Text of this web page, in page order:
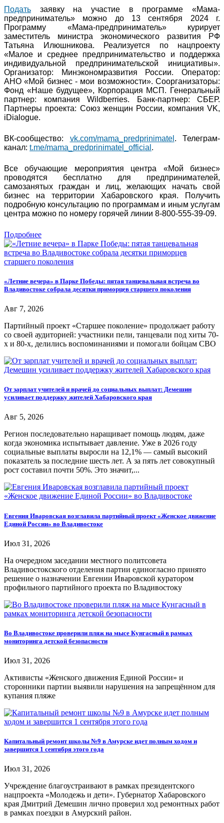
Подать заявку на участие в программе «Мама-
предприниматель» можно до 13 сентября 2024 г.
Программу «Мама-предприниматель» курирует
заместитель министра экономического развития РФ
Татьяна Илюшникова. Реализуется по нацпроекту
«Малое и среднее предпринимательство и поддержка
индивидуальной предпринимательской инициативы».
Организатор: Минэкономразвития России. Оператор:
АНО «Мой бизнес - мои возможности». Соорганизаторы:
Фонд «Наше будущее», Корпорация МСП. Генеральный
партнер: компания Wildberries. Банк-партнер: СБЕР.
Партнеры проекта: Союз женщин России, компания VK,
iDialogue.
ВК-сообщество: vk.com/mama_predprinimatel . Телеграм-
канал: t.me/mama_predprinimatel_official .
Все обучающие мероприятия центра «Мой бизнес»
проводятся бесплатно для предпринимателей,
самозанятых граждан и лиц, желающих начать свой
бизнес на территории Хабаровского края. Получить
подробную консультацию по программам и иным услугам
центра можно по номеру горячей линии 8-800-555-39-09.
Подробнее
«Летние вечера» в Парке Победы: пятая танцевальная встреча во
Владивостоке собрала десятки приморцев старшего поколения
Авг 7, 2026
Партийный проект «Старшее поколение» продолжает работу
со своей аудиторией: участники пели, танцевали под хиты 70-
х и 80-х, делились воспоминаниями и помогали бойцам СВО
От зарплат учителей и врачей до социальных выплат: Демешин
усиливает поддержку жителей Хабаровского края
Авг 5, 2026
Регион последовательно наращивает помощь людям, даже
когда экономика испытывает давление. Уже в 2026 году
социальные выплаты выросли на 12,1% — самый высокий
показатель за последние шесть лет. А за пять лет совокупный
рост составил почти 50%. Это значит,...
Евгения Иваровская возглавила партийный проект «Женское движение
Единой России» во Владивостоке
Июл 31, 2026
На очередном заседании местного политсовета
Владивостокского отделения партии единогласно принято
решение о назначении Евгении Иваровской куратором
профильного партийного проекта по Владивостоку
Во Владивостоке проверили пляж на мысе Кунгасный в рамках
мониторинга детской безопасности
Июл 31, 2026
Активисты «Женского движения Единой России» и
сторонники партии выявили нарушения на запрещённом для
купания пляже
Капитальный ремонт школы №9 в Амурске идет полным ходом и
завершится 1 сентября этого года
Июл 31, 2026
Учреждение благоустраивают в рамках президентского
нацпроекта «Молодежь и дети». Губернатор Хабаровского
края Дмитрий Демешин лично проверил ход ремонтных работ
в рамках поездки в Амурский район.